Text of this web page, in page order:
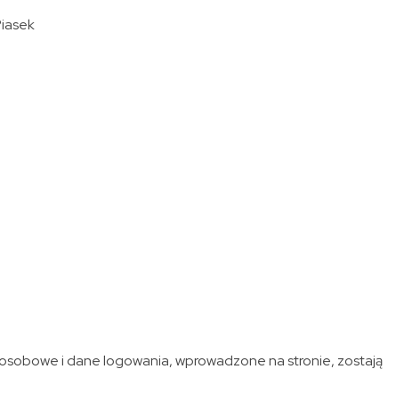
i dane logowania, wprowadzone na stronie, zostają